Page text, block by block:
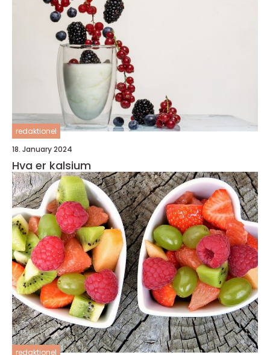
redaktionel
18. January 2024
Hva er kalsium
redaktionel